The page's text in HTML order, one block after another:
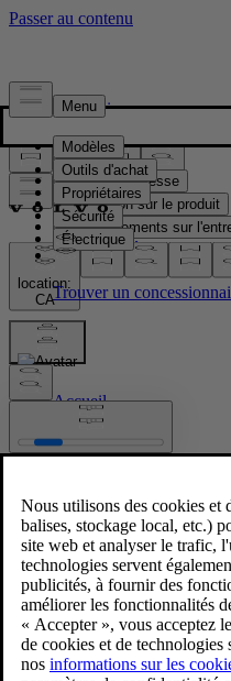
Presse & Médias
Matériel de presse
Information sur le produit
Renseignements sur
Contacts médias
location:
CA
Images
Accueil
/Images
Helen Hu -
and Chief
4/15/2024